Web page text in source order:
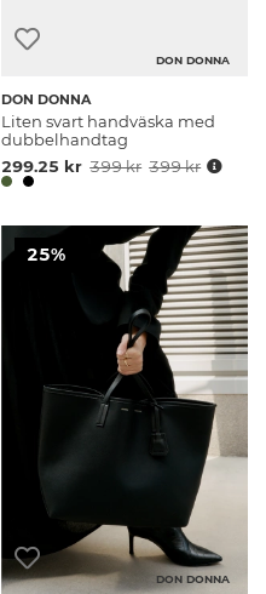
DON DONNA
DON DONNA
Liten svart handväska med
dubbelhandtag
299.25 kr 399 kr 399 kr
25%
DON DONNA